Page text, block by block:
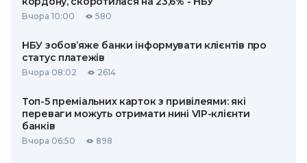
Вчора 10:00 580
НБУ зобов’яже банки інформувати клієнтів про
статус платежів
Вчора 08:02 2614
Топ-5 преміальних карток з привілеями: які
переваги можуть отримати нині VIP-клієнти
банків
Вчора 06:50 898